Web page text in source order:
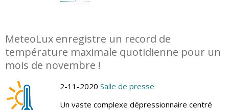
MeteoLux enregistre un record de
température maximale quotidienne pour un
mois de novembre !
2-11-2020 Salle de presse
Un vaste complexe dépressionnaire centré